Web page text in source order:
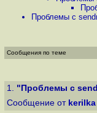
Проблемы с
Сообщения по теме
1. "Проблемы с
Сообщение от kerilka